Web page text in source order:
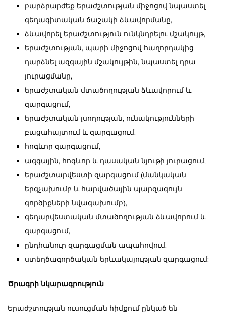
բարձրարժեք երաժշտության միջոցով նպաստել
գեղագիտական ճաշակի ձևավորմանը,
ձևավորել երաժշտություն ունկնդրելու մշակույթ,
երաժշտության, պարի միջոցով հաղորդակից
դարձնել ազգային մշակույթին, նպաստել դրա
յուրացմանը,
երաժշտական մտածողության ձևավորում և
զարգացում,
երաժշտական լսողության, ունակությունների
բացահայտում և զարգացում,
հոգևոր զարգացում,
ազգային, հոգևոր և դասական նյութի յուրացում,
երաժշտարվեստի զարգացում (մանկական
երգչախումբ և հարվածային պարզագույն
գործիքների նվագախումբ),
գեղարվեստական մտածողության ձևավորում և
զարգացում,
ընդհանուր զարգացման ապահովում,
ստեղծագործական երևակայության զարգացում:
Ծրագրի նկարագրություն
Երաժշտության ուսուցման հիմքում ընկած են